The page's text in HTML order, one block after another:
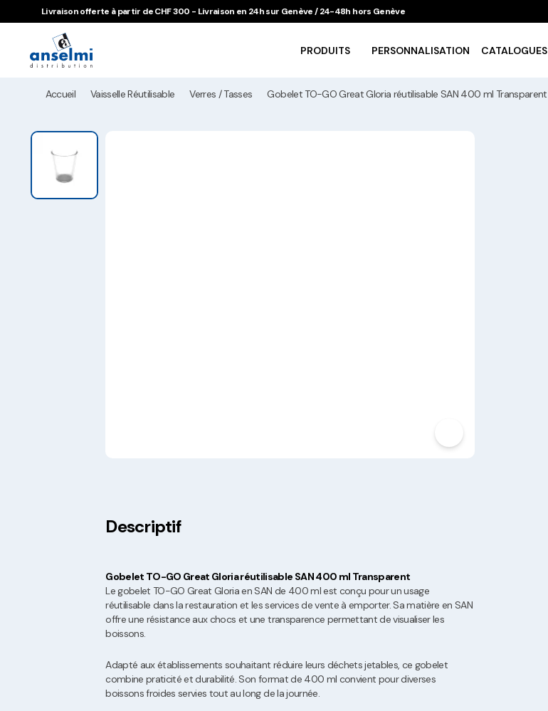
Aller au contenu
Aller à la navigation principale
Livraison offerte à partir de CHF 300 - Livraison en 24h sur Genève / 24-48h hors Genève
PRODUITS PERSONNALISATION CATALOGUES
Accueil Vaisselle Réutilisable Verres / Tasses Gobelet TO-GO Great Gloria réutilisable SAN 400 ml Transparent
Descriptif
Gobelet TO-GO Great Gloria réutilisable SAN 400 ml Transparent
Le gobelet TO-GO Great Gloria en SAN de 400 ml est conçu pour un usage
réutilisable dans la restauration et les services de vente à emporter. Sa matière en SAN
offre une résistance aux chocs et une transparence permettant de visualiser les
boissons.
Adapté aux établissements souhaitant réduire leurs déchets jetables, ce gobelet
combine praticité et durabilité. Son format de 400 ml convient pour diverses
boissons froides servies tout au long de la journée.